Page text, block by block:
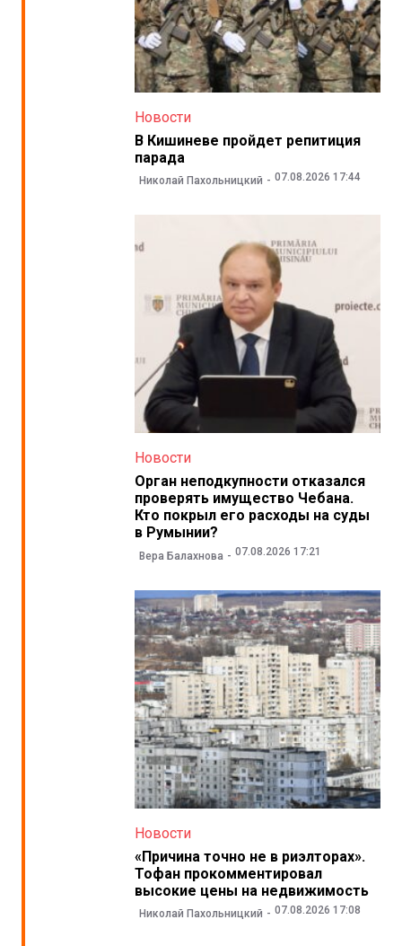
Новости
В Кишиневе пройдет репитиция
парада
Николай Пахольницкий 07.08.2026 17:44
Новости
Орган неподкупности отказался
проверять имущество Чебана.
Кто покрыл его расходы на суды
в Румынии?
Вера Балахнова 07.08.2026 17:21
Новости
«Причина точно не в риэлторах».
Тофан прокомментировал
высокие цены на недвижимость
Николай Пахольницкий 07.08.2026 17:08